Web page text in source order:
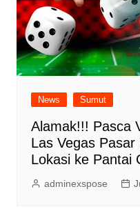
News Sumut
Alamak!!! Pasca
Las Vegas
Lokasi ke Pantai
adminexspose